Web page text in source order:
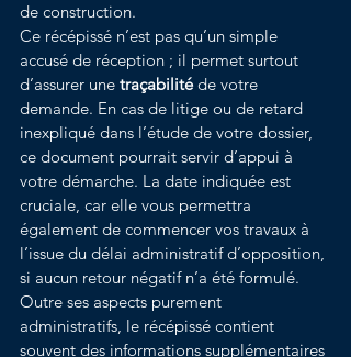
de construction.
Ce récépissé n’est pas qu’un simple
accusé de réception ; il permet surtout
d’assurer une traçabilité de votre
demande. En cas de litige ou de retard
inexpliqué dans l’étude de votre dossier,
ce document pourrait servir d’appui à
votre démarche. La date indiquée est
cruciale, car elle vous permettra
également de commencer vos travaux à
l’issue du délai administratif d’opposition,
si aucun retour négatif n’a été formulé.
Outre ses aspects purement
administratifs, le récépissé contient
souvent des informations supplémentaires